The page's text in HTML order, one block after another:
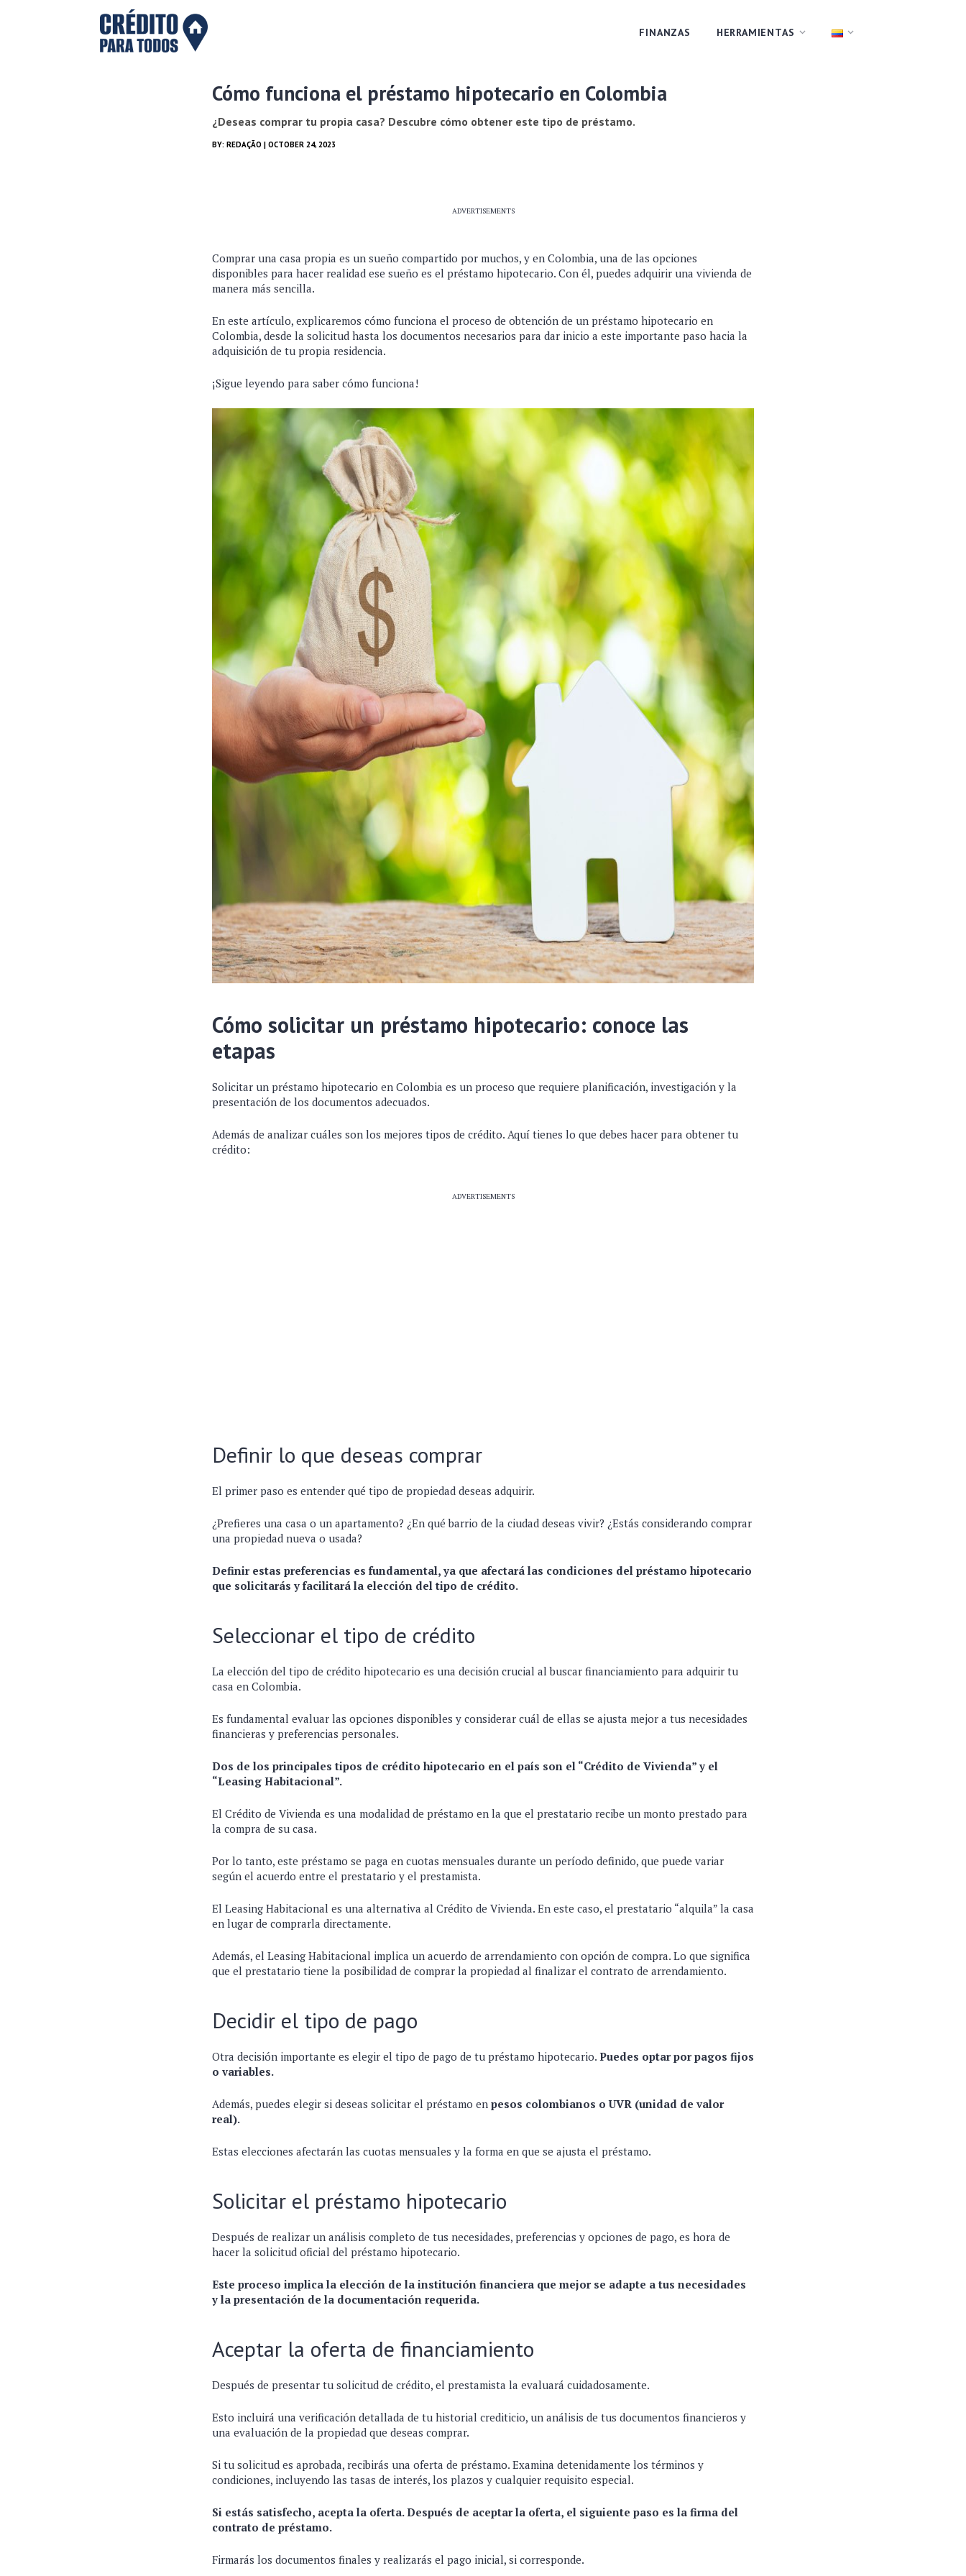
FINANZAS HERRAMIENTAS
Cómo funciona el préstamo hipotecario en Colombia
¿Deseas comprar tu propia casa? Descubre cómo obtener este tipo de préstamo.
BY: REDAÇÃO | OCTOBER 24, 2023
ADVERTISEMENTS
Comprar una casa propia es un sueño compartido por muchos, y en Colombia, una de las opciones
disponibles para hacer realidad ese sueño es el préstamo hipotecario. Con él, puedes adquirir una vivienda de
manera más sencilla.
En este artículo, explicaremos cómo funciona el proceso de obtención de un préstamo hipotecario en
Colombia, desde la solicitud hasta los documentos necesarios para dar inicio a este importante paso hacia la
adquisición de tu propia residencia.
¡Sigue leyendo para saber cómo funciona!
Cómo solicitar un préstamo hipotecario: conoce las
etapas
Solicitar un préstamo hipotecario en Colombia es un proceso que requiere planificación, investigación y la
presentación de los documentos adecuados.
Además de analizar cuáles son los mejores tipos de crédito. Aquí tienes lo que debes hacer para obtener tu
crédito:
ADVERTISEMENTS
Definir lo que deseas comprar
El primer paso es entender qué tipo de propiedad deseas adquirir.
¿Prefieres una casa o un apartamento? ¿En qué barrio de la ciudad deseas vivir? ¿Estás considerando comprar
una propiedad nueva o usada?
Definir estas preferencias es fundamental, ya que afectará las condiciones del préstamo hipotecario
que solicitarás y facilitará la elección del tipo de crédito.
Seleccionar el tipo de crédito
La elección del tipo de crédito hipotecario es una decisión crucial al buscar financiamiento para adquirir tu
casa en Colombia.
Es fundamental evaluar las opciones disponibles y considerar cuál de ellas se ajusta mejor a tus necesidades
financieras y preferencias personales.
Dos de los principales tipos de crédito hipotecario en el país son el “Crédito de Vivienda” y el
“Leasing Habitacional”.
El Crédito de Vivienda es una modalidad de préstamo en la que el prestatario recibe un monto prestado para
la compra de su casa.
Por lo tanto, este préstamo se paga en cuotas mensuales durante un período definido, que puede variar
según el acuerdo entre el prestatario y el prestamista.
El Leasing Habitacional es una alternativa al Crédito de Vivienda. En este caso, el prestatario “alquila” la casa
en lugar de comprarla directamente.
Además, el Leasing Habitacional implica un acuerdo de arrendamiento con opción de compra. Lo que significa
que el prestatario tiene la posibilidad de comprar la propiedad al finalizar el contrato de arrendamiento.
Decidir el tipo de pago
Otra decisión importante es elegir el tipo de pago de tu préstamo hipotecario. Puedes optar por pagos fijos
o variables.
Además, puedes elegir si deseas solicitar el préstamo en pesos colombianos o UVR (unidad de valor
real).
Estas elecciones afectarán las cuotas mensuales y la forma en que se ajusta el préstamo.
Solicitar el préstamo hipotecario
Después de realizar un análisis completo de tus necesidades, preferencias y opciones de pago, es hora de
hacer la solicitud oficial del préstamo hipotecario.
Este proceso implica la elección de la institución financiera que mejor se adapte a tus necesidades
y la presentación de la documentación requerida.
Aceptar la oferta de financiamiento
Después de presentar tu solicitud de crédito, el prestamista la evaluará cuidadosamente.
Esto incluirá una verificación detallada de tu historial crediticio, un análisis de tus documentos financieros y
una evaluación de la propiedad que deseas comprar.
Si tu solicitud es aprobada, recibirás una oferta de préstamo. Examina detenidamente los términos y
condiciones, incluyendo las tasas de interés, los plazos y cualquier requisito especial.
Si estás satisfecho, acepta la oferta. Después de aceptar la oferta, el siguiente paso es la firma del
contrato de préstamo.
Firmarás los documentos finales y realizarás el pago inicial, si corresponde.